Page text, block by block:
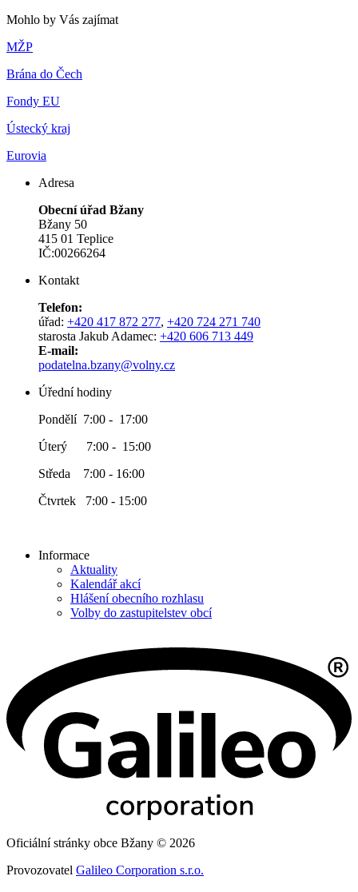
Mohlo by Vás zajímat
MŽP
Brána do Čech
Fondy EU
Ústecký kraj
Eurovia
Adresa
Obecní úřad Bžany
Bžany 50
415 01 Teplice
IČ:00266264
Kontakt
Telefon:
úřad: +420 417 872 277, +420 724 271 740
starosta Jakub Adamec: +420 606 713 449
E-mail:
podatelna.bzany@volny.cz
Úřední hodiny
Pondělí 7:00 - 17:00
Úterý 7:00 - 15:00
Středa 7:00 - 16:00
Čtvrtek 7:00 - 15:00
Informace
Aktuality
Kalendář akcí
Hlášení obecního rozhlasu
Volby do zastupitelstev obcí
Oficiální stránky obce Bžany © 2026
Provozovatel Galileo Corporation s.r.o.